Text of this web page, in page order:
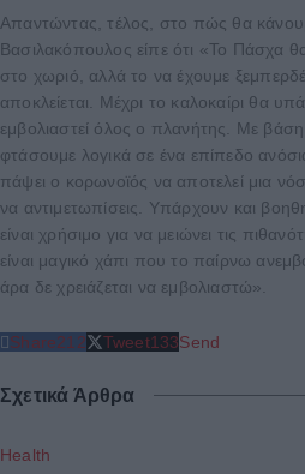
Απαντώντας, τέλος, στο πώς θα
Βασιλακόπουλος είπε ότι «Το Πάσχα
στο χωριό, αλλά το να έχουμε
αποκλείεται. Μέχρι το καλοκαίρι θα
εμβολιαστεί όλος ο πλανήτης. Με βάση
φτάσουμε λογικά σε ένα επίπεδο
πάψει ο κορωνοϊός να αποτελεί μια
να αντιμετωπίσεις. Υπάρχουν και
είναι χρήσιμο για να μειώνει τις
είναι μαγικό χάπι που το παίρνω
άρα δε χρειάζεται να εμβολιαστώ».
Share212 Tweet133Send
Σχετικά Άρθρα
Health